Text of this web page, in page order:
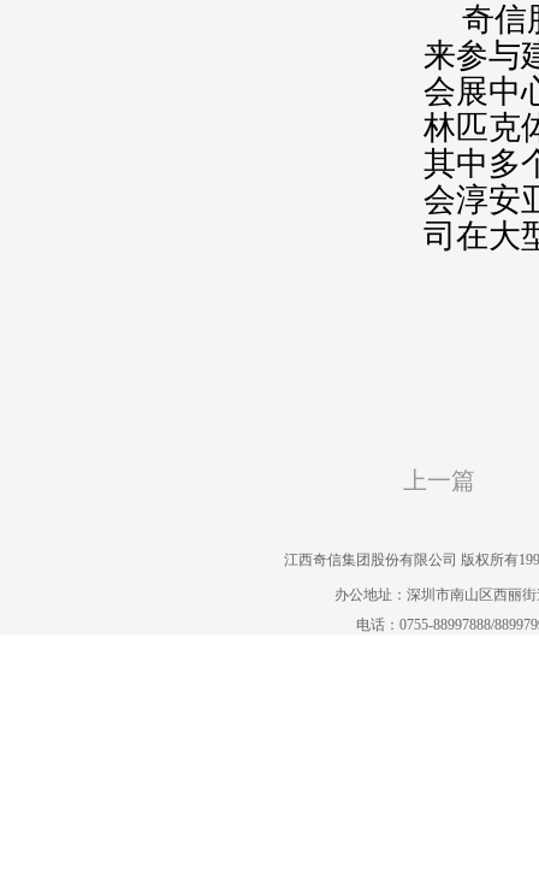
奇信
来参与
会展中
林匹克
其中多
会淳安
司 在大
上一篇
江西奇信集团股份有限公司 版权所有
办公地址：深圳市南山区西丽
电话：0755-88997888/